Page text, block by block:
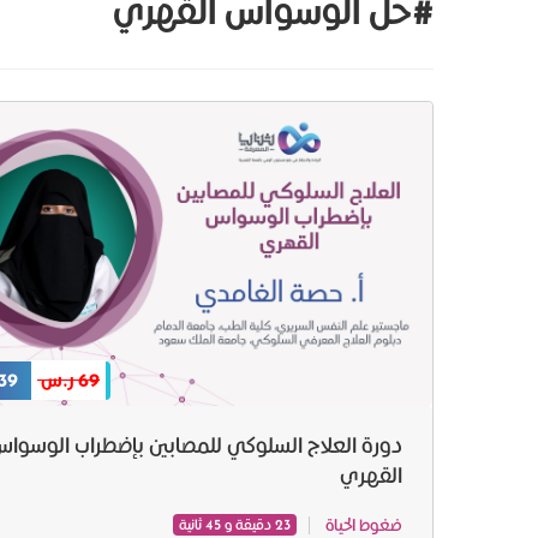
#حل الوسواس القهري
69 ر.س 39
دورة العلاج السلوكي للمصابين بإضطراب
القهري
ضغوط الحياة 23 دقيقة و 45 ثانية